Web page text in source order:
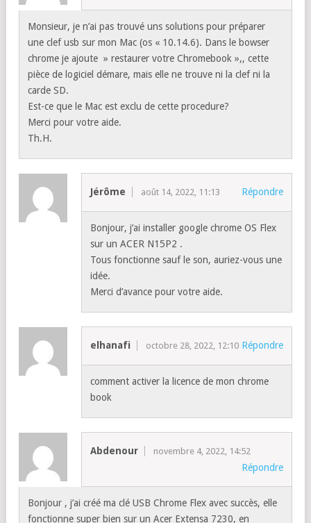
Monsieur, je n’ai pas trouvé uns solutions pour préparer
une clef usb sur mon Mac (os « 10.14.6). Dans le bowser
chrome je ajoute » restaurer votre Chromebook »,, cette
pièce de logiciel démare, mais elle ne trouve ni la clef ni la
carde SD.
Est-ce que le Mac est exclu de cette procedure?
Merci pour votre aide.
Th.H.
Jérôme août 14, 2022, 11:13 Répondre
Bonjour, j’ai installer google chrome OS Flex
sur un ACER N15P2 .
Tous fonctionne sauf le son, auriez-vous une
idée.
Merci d’avance pour votre aide.
elhanafi octobre 28, 2022, 12:10 Répondre
comment activer la licence de mon chrome
book
Abdenour novembre 4, 2022, 14:52
Répondre
Bonjour , j’ai créé ma clé USB Chrome Flex avec succès, elle
fonctionne super bien sur un Acer Extensa 7230, en